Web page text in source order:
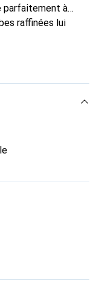
parfaitement à
raffinées lui
smartphone.
un choix fiable